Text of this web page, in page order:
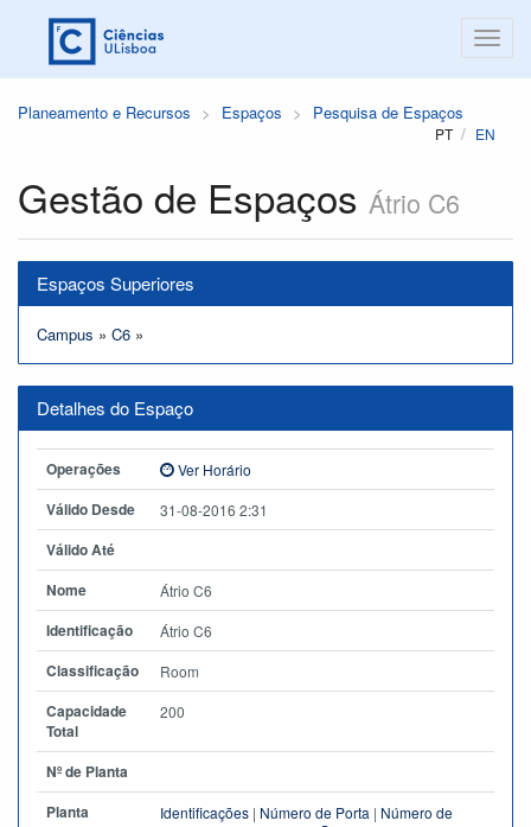
Planeamento e Recursos Espaços Pesquisa de Espaços
PT EN
Gestão de Espaços Átrio C6
Espaços Superiores
Campus » C6 »
Detalhes do Espaço
Operações Ver Horário
Válido Desde 31-08-2016 2:31
Válido Até
Nome
Átrio C6
Identificação Átrio C6
Classificação Room
Capacidade
Total
200
Nº de Planta
Planta
Identificações | Número de Porta | Número de